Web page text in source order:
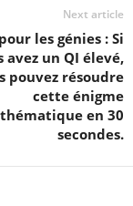
Next article
les génies : Si
avez un QI élevé,
pouvez résoudre
cette énigme
en 30
secondes.